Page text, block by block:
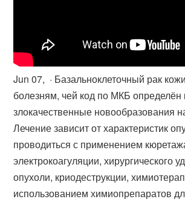
Jun 07, · Базальноклеточный рак
болезням, чей код по МКБ определён
злокачественные новообразования
Лечение зависит от характеристик
проводиться с применением
электрокоагуляции, хирургического
опухоли, криодеструкции,
использованием химиопрепаратов